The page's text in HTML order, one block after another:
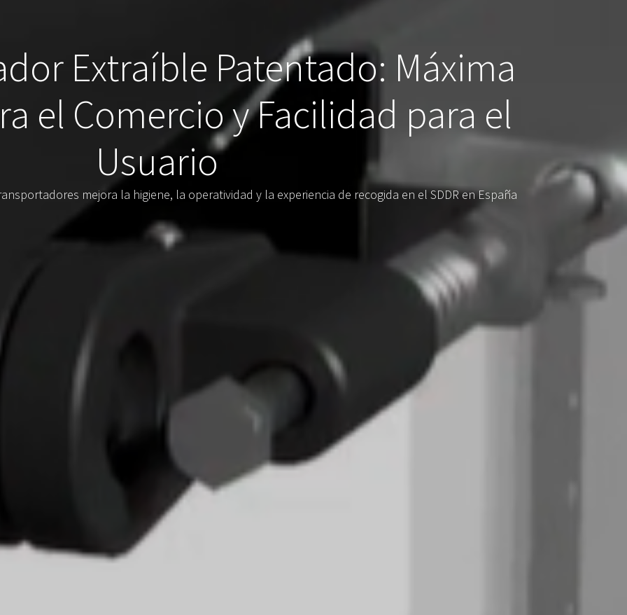
Extraíble Patentado: Máxima
el Comercio y Facilidad para el
Usuario
mejora la higiene, la operatividad y la experiencia de recogida en el SDDR en España